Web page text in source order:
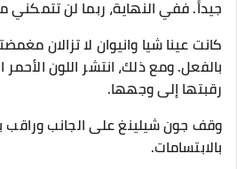
جيداً. ففي النهاية، ربما لن تتمكني
كانت عينا شيا وانيوان لا تزالان
بالفعل. ومع ذلك، انتشر اللون
رقبتها إلى وجهها.
وقف جون شيلينغ على الجانب وراقب
بالابتسامات.